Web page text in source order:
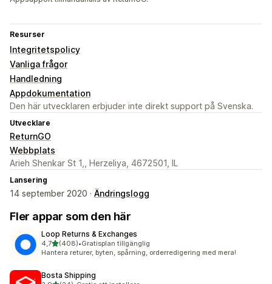
Resurser
Integritetspolicy
Vanliga frågor
Handledning
Appdokumentation
Den här utvecklaren erbjuder inte direkt support på Svenska.
Utvecklare
ReturnGO
Webbplats
Arieh Shenkar St 1,, Herzeliya, 4672501, IL
Lansering
14 september 2020 · Ändringslogg
Fler appar som den här
Loop Returns & Exchanges
4,7av 5 stjärnor
(408)
408 recensioner totalt
•Gratisplan tillgänglig
Hantera returer, byten, spårning, orderredigering med mera!
Bosta Shipping